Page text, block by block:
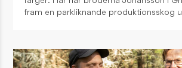
fram en parkliknande produktionsskog